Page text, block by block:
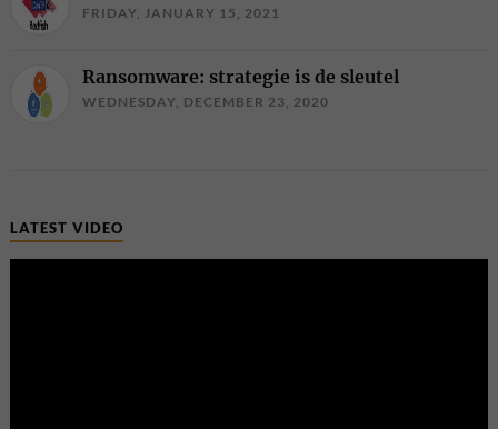
FRIDAY, JANUARY 15, 2021
Ransomware: strategie is de sleutel
WEDNESDAY, DECEMBER 23, 2020
LATEST VIDEO